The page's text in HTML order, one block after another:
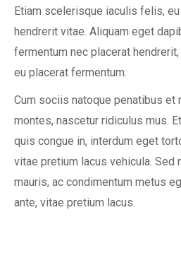
Etiam scelerisque iaculis felis,
hendrerit vitae. Aliquam eget
fermentum nec placerat
eu placerat fermentum.
Cum sociis natoque penatibus et
montes, nascetur ridiculus mus.
quis congue in, interdum eget
vitae pretium lacus vehicula. Sed
mauris, ac condimentum metus
ante, vitae pretium lacus.